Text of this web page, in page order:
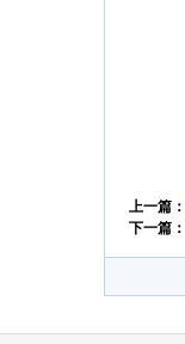
上一篇：
下一篇：